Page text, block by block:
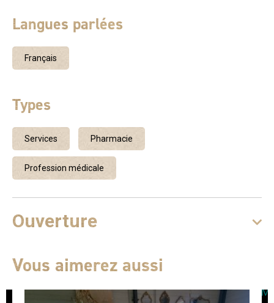
Langues parlées
Français
Types
Services Pharmacie
Profession médicale
Ouverture
Vous aimerez aussi